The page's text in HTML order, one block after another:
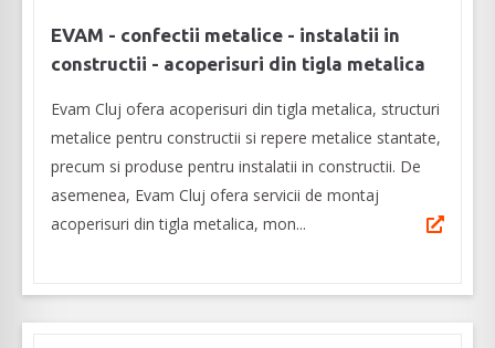
EVAM - confectii metalice - instalatii in
constructii - acoperisuri din tigla metalica
Evam Cluj ofera acoperisuri din tigla metalica, structuri
metalice pentru constructii si repere metalice stantate,
precum si produse pentru instalatii in constructii. De
asemenea, Evam Cluj ofera servicii de montaj
acoperisuri din tigla metalica, mon...